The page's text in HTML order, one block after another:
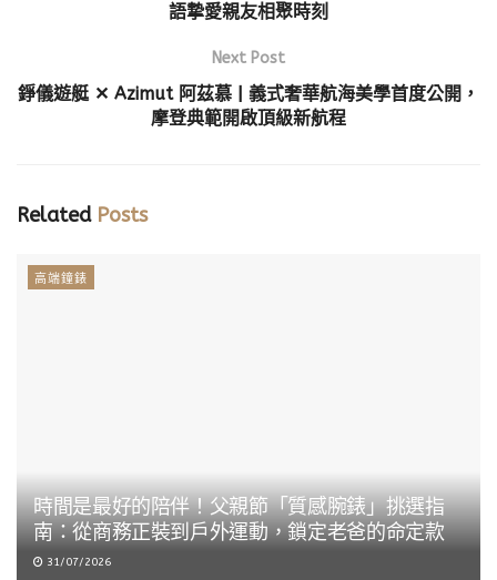
語摯愛親友相聚時刻
Next Post
錚儀遊艇 ✕ Azimut 阿茲慕 | 義式奢華航海美學首度公開，
摩登典範開啟頂級新航程
RelatedPosts
高端鐘錶
時間是最好的陪伴！父親節「質感腕錶」挑選指
南：從商務正裝到戶外運動，鎖定老爸的命定款
31/07/2026